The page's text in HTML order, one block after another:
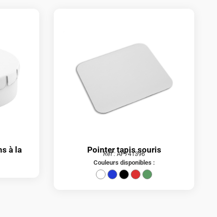
à la
Pointer tapis souris
Réf : AP741396
Couleurs disponibles :